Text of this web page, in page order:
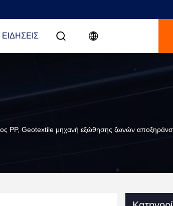
ΕΙΔΗΣΕΙΣ
PP, Geotextile μηχανή εξώθησης ζωνών